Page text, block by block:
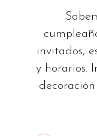
invitados,
y horarios.